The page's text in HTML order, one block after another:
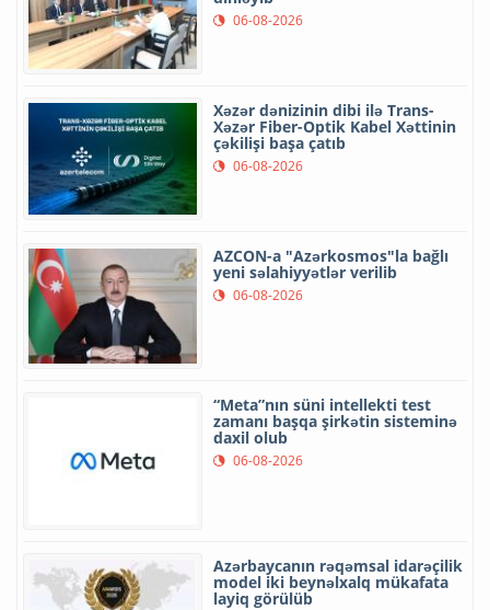
06-08-2026
Xəzər dənizinin dibi ilə Trans-
Xəzər Fiber-Optik Kabel Xəttinin
çəkilişi başa çatıb
06-08-2026
AZCON-a "Azərkosmos"la bağlı
yeni səlahiyyətlər verilib
06-08-2026
“Meta”nın süni intellekti test
zamanı başqa şirkətin sisteminə
daxil olub
06-08-2026
Azərbaycanın rəqəmsal idarəçilik
model iki beynəlxalq mükafata
layiq görülüb